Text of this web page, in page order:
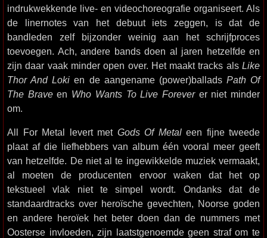
indrukwekkende live- en videochoreografie organiseert. Als
de linernotes van het debuut iets zeggen, is dat de
bandleden zelf bijzonder weinig aan het schrijfproces
toevoegen. Ach, andere bands doen al jaren hetzelfde en
zijn daar vaak minder open over. Het maakt tracks als Like
Thor And Loki en de aangename (power)ballads Path Of
The Braveen Who Wants To Live Foreverer niet minder
om.
All For Metal levert met Gods Of Metaleen fijne tweede
plaat af die liefhebbers van album één vooral meer geeft
van hetzelfde. De niet al te ingewikkelde muziek vermaakt,
al moeten de producenten ervoor waken dat het op
tekstueel vlak niet te simpel wordt. Ondanks dat de
standaardtracks over heroïsche gevechten, Noorse goden
en andere heroïek het beter doen dan de nummers met
Oosterse invloeden, zijn laatstgenoemde geen straf om te